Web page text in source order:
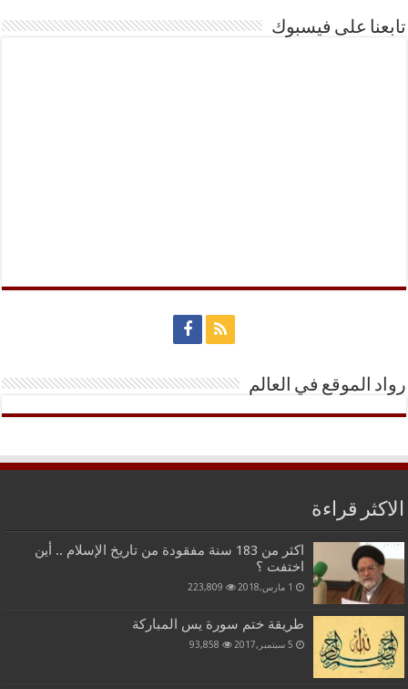
تابعنا على فيسبوك
رواد الموقع في العالم
الاكثر قراءة
اكثر من 183 سنة مفقودة من تاريخ الإسلام .. أين
اختفت ؟
1 مارس,2018 223,809
طريقة ختم سورة يس المباركة
5 سبتمبر,2017 93,858